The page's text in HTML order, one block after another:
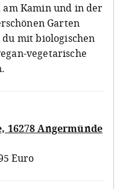
Kamin und in der
Garten
mit biologischen
vegetarische
Angermünde
Euro